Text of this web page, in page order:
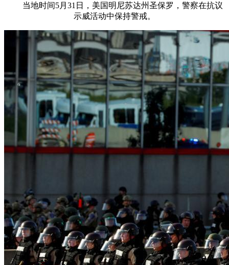
当地时间5月31日，美国明尼苏达州圣保罗，警察在抗议
示威活动中保持警戒。